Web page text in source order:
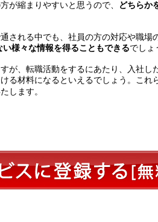
が縮まりやすいと思うので、
どちらか
される中でも、社員の方の対応や職場
様々な情報を得ることもできるでしょ
が、転職活動をするにあたり、入社し
る材料になるといえるでしょう。これ
します。